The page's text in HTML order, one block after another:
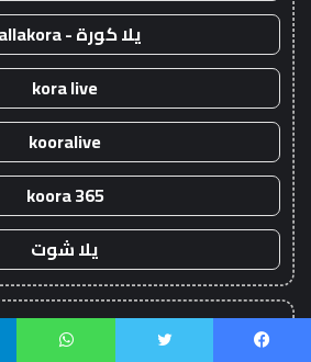
يلا كورة - yallakora
kora live
kooralive
koora 365
يلا شوت
يلا شوت